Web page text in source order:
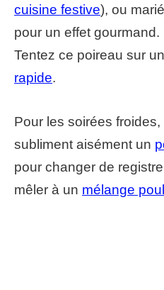
cuisine festive), ou
pour un effet
Tentez ce poireau sur
rapide.
Pour les soirées
subliment aisément un
pour changer de
mêler à un mélange